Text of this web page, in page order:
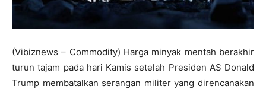
(Vibiznews – Commodity) Harga minyak mentah berakhir
turun tajam pada hari Kamis setelah Presiden AS Donald
Trump membatalkan serangan militer yang direncanakan